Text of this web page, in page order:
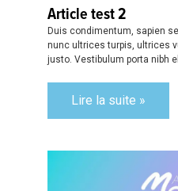
Article test 2
Duis condimentum, sapien
nunc ultrices turpis, ultrices
justo. Vestibulum porta nibh
Lire la suite »